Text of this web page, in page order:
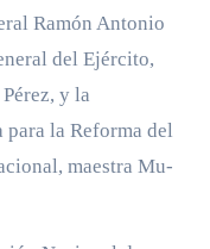
Ramón Antonio
del Ejército,
y la
la Reforma del
maestra Mu-